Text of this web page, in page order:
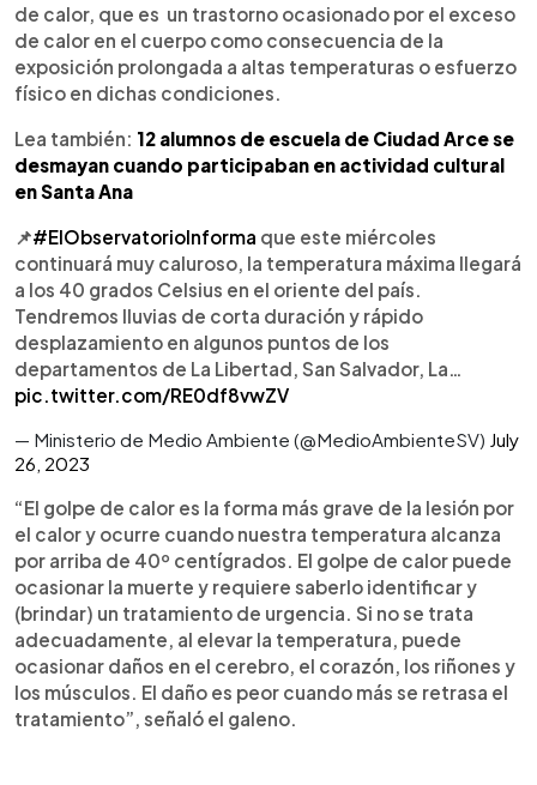
de calor, que es un trastorno ocasionado por el exceso
de calor en el cuerpo como consecuencia de la
exposición prolongada a altas temperaturas o esfuerzo
físico en dichas condiciones.
Lea también: 12 alumnos de escuela de Ciudad Arce se
desmayan cuando participaban en actividad cultural
en Santa Ana
📌#ElObservatorioInforma que este miércoles
continuará muy caluroso, la temperatura máxima llegará
a los 40 grados Celsius en el oriente del país.
Tendremos lluvias de corta duración y rápido
desplazamiento en algunos puntos de los
departamentos de La Libertad, San Salvador, La…
pic.twitter.com/RE0df8vwZV
— Ministerio de Medio Ambiente (@MedioAmbienteSV) July
26, 2023
“El golpe de calor es la forma más grave de la lesión por
el calor y ocurre cuando nuestra temperatura alcanza
por arriba de 40º centígrados. El golpe de calor puede
ocasionar la muerte y requiere saberlo identificar y
(brindar) un tratamiento de urgencia. Si no se trata
adecuadamente, al elevar la temperatura, puede
ocasionar daños en el cerebro, el corazón, los riñones y
los músculos. El daño es peor cuando más se retrasa el
tratamiento”, señaló el galeno.